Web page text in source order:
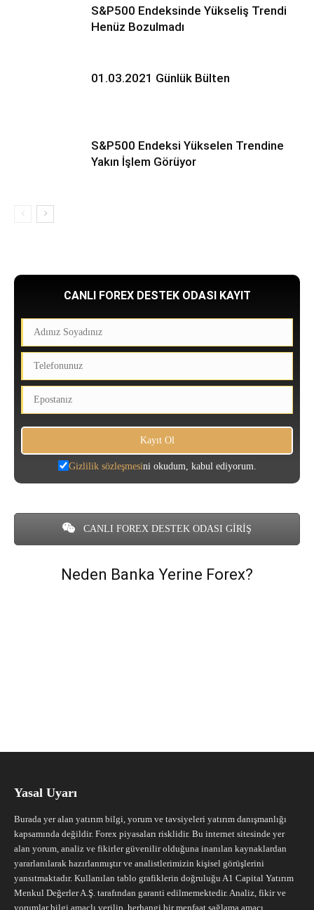
S&P500 Endeksinde Yükseliş Trendi
Henüz Bozulmadı
01.03.2021 Günlük Bülten
S&P500 Endeksi Yükselen Trendine
Yakın İşlem Görüyor
CANLI FOREX DESTEK ODASI KAYIT
Gizlilik sözleşmesini okudum, kabul ediyorum.
CANLI FOREX DESTEK ODASI GİRİŞ
Neden Banka Yerine Forex?
Yasal Uyarı
Burada yer alan yatırım bilgi, yorum ve tavsiyeleri yatırım danışmanlığı
kapsamında değildir. Forex piyasaları risklidir. Bu internet sitesinde yer
alan yorum, analiz ve fikirler güvenilir olduğuna inanılan kaynaklardan
yararlanılarak hazırlanmıştır ve analistlerimizin kişisel görüşlerini
yansıtmaktadır. Kullanılan tablo grafiklerin doğruluğu A1 Capital Yatırım
Menkul Değerler A.Ş. tarafından garanti edilmemektedir. Analiz, fikir ve
yorumlar bilgi amaçlı verilip, herhangi bir menfaat sağlama amacı